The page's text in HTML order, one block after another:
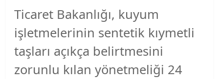
Ticaret Bakanlığı, kuyum
işletmelerinin sentetik kıymetli
taşları açıkça belirtmesini
zorunlu kılan yönetmeliği 24